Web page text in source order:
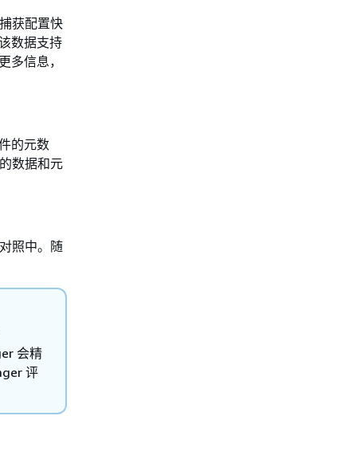
获配置快
数据支持
多信息，
的元数
数据和元
照中。随
会精
评